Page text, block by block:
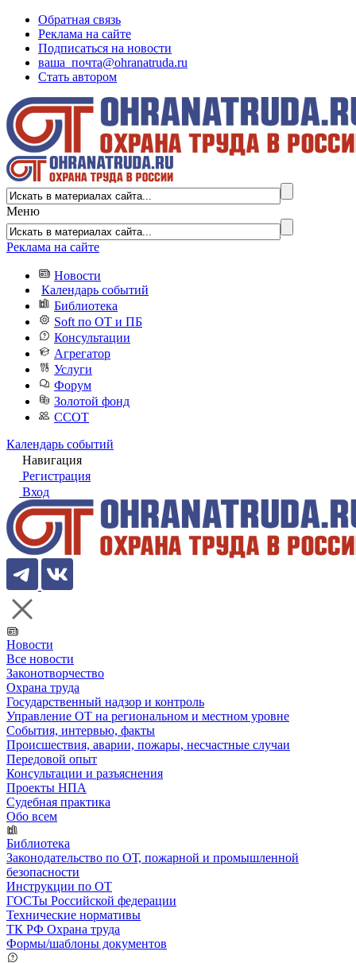
Обратная связь
Реклама на сайте
Подписаться на новости
ваша_почта@ohranatruda.ru
Стать автором
Меню
Реклама на сайте
Новости
Календарь событий
Библиотека
Soft по ОТ и ПБ
Консультации
Агрегатор
Услуги
Форум
Золотой фонд
ССОТ
Календарь событий
Навигация
Регистрация
Вход
Новости
Все новости
Законотворчество
Охрана труда
Государственный надзор и контроль
Управление ОТ на региональном и местном уровне
События, интервью, факты
Происшествия, аварии, пожары, несчастные случаи
Передовой опыт
Консультации и разъяснения
Проекты НПА
Судебная практика
Обо всем
Библиотека
Законодательство по ОТ, пожарной и промышленной
безопасности
Инструкции по ОТ
ГОСТы Российской федерации
Технические нормативы
ТК РФ Охрана труда
Формы/шаблоны документов